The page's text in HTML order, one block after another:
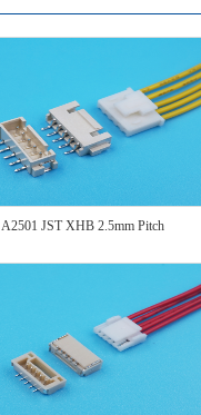
A2501 JST XHB 2.5mm Pitch